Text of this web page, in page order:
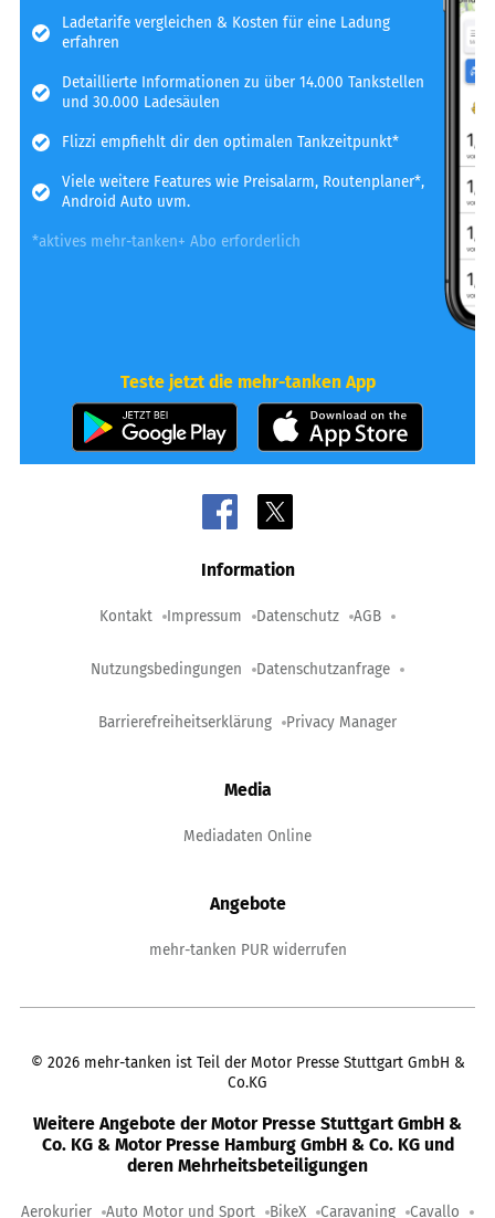
Ladetarife vergleichen & Kosten für eine Ladung
erfahren
Detaillierte Informationen zu über 14.000 Tankstellen
und 30.000 Ladesäulen
Flizzi empfiehlt dir den optimalen Tankzeitpunkt*
Viele weitere Features wie Preisalarm, Routenplaner*,
Android Auto uvm.
*aktives mehr-tanken+ Abo erforderlich
Teste jetzt die mehr-tanken App
Information
Kontakt Impressum Datenschutz AGB
Nutzungsbedingungen Datenschutzanfrage
Barrierefreiheitserklärung Privacy Manager
Media
Mediadaten Online
Angebote
mehr-tanken PUR widerrufen
© 2026 mehr-tanken ist Teil der Motor Presse Stuttgart GmbH &
Co.KG
Weitere Angebote der Motor Presse Stuttgart GmbH &
Co. KG & Motor Presse Hamburg GmbH & Co. KG und
deren Mehrheitsbeteiligungen
Aerokurier Auto Motor und Sport BikeX Caravaning Cavallo